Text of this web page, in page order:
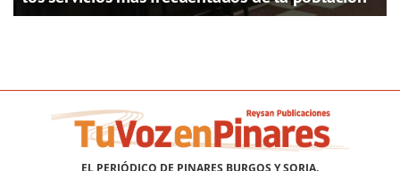
EL PERIÓDICO DE PINARES BURGOS Y SORIA.